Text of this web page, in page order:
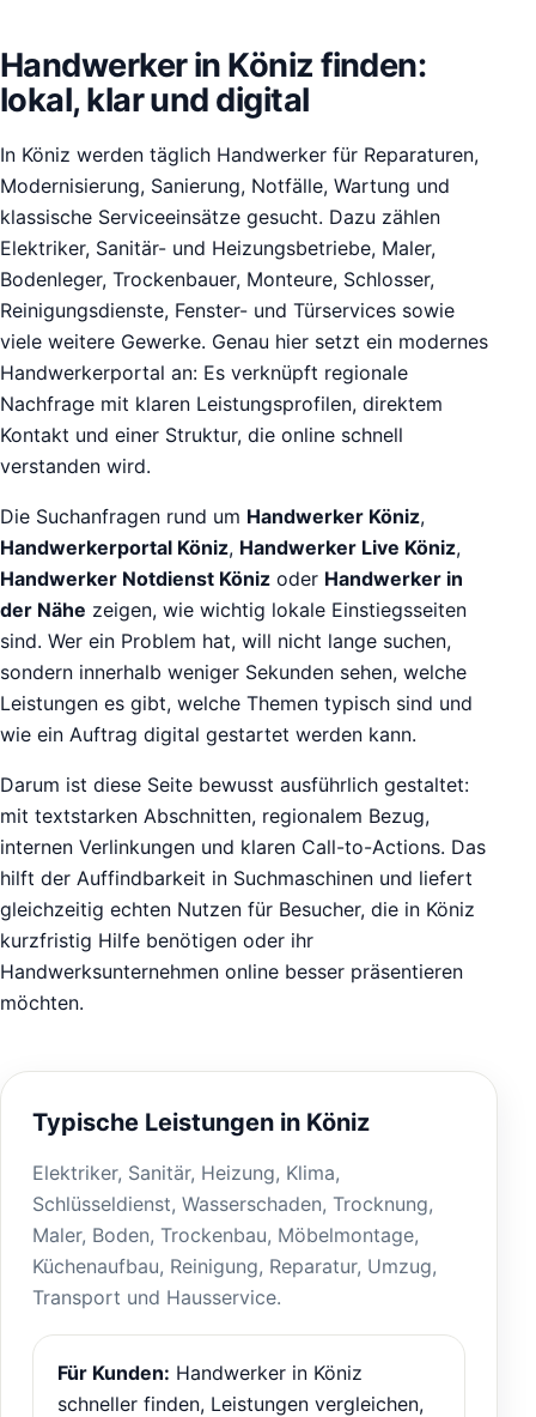
Handwerker in Köniz finden:
lokal, klar und digital
In Köniz werden täglich Handwerker für Reparaturen,
Modernisierung, Sanierung, Notfälle, Wartung und
klassische Serviceeinsätze gesucht. Dazu zählen
Elektriker, Sanitär- und Heizungsbetriebe, Maler,
Bodenleger, Trockenbauer, Monteure, Schlosser,
Reinigungsdienste, Fenster- und Türservices sowie
viele weitere Gewerke. Genau hier setzt ein modernes
Handwerkerportal an: Es verknüpft regionale
Nachfrage mit klaren Leistungsprofilen, direktem
Kontakt und einer Struktur, die online schnell
verstanden wird.
Die Suchanfragen rund um Handwerker Köniz,
Handwerkerportal Köniz, Handwerker Live Köniz,
Handwerker Notdienst Köniz oder Handwerker in
der Nähe zeigen, wie wichtig lokale Einstiegsseiten
sind. Wer ein Problem hat, will nicht lange suchen,
sondern innerhalb weniger Sekunden sehen, welche
Leistungen es gibt, welche Themen typisch sind und
wie ein Auftrag digital gestartet werden kann.
Darum ist diese Seite bewusst ausführlich gestaltet:
mit textstarken Abschnitten, regionalem Bezug,
internen Verlinkungen und klaren Call-to-Actions. Das
hilft der Auffindbarkeit in Suchmaschinen und liefert
gleichzeitig echten Nutzen für Besucher, die in Köniz
kurzfristig Hilfe benötigen oder ihr
Handwerksunternehmen online besser präsentieren
möchten.
Typische Leistungen in Köniz
Elektriker, Sanitär, Heizung, Klima,
Schlüsseldienst, Wasserschaden, Trocknung,
Maler, Boden, Trockenbau, Möbelmontage,
Küchenaufbau, Reinigung, Reparatur, Umzug,
Transport und Hausservice.
Für Kunden: Handwerker in Köniz
schneller finden, Leistungen vergleichen,